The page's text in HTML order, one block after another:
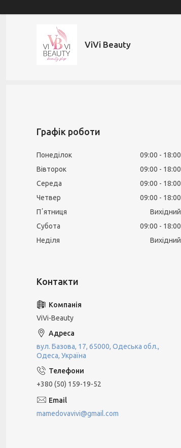
ViVi Beauty
Графік роботи
Понеділок 09:00
18:00
Вівторок
09:00
18:00
Середа
09:00
18:00
Четвер
09:00
18:00
Пʼятниця
Вихідний
Субота
09:00
18:00
Неділя
Вихідний
ViVi-Beauty
вул. Базова, 17, 65000, Одеська обл.,
Одеса, Україна
+380 (50) 159-19-52
mamedovavivi@gmail.com